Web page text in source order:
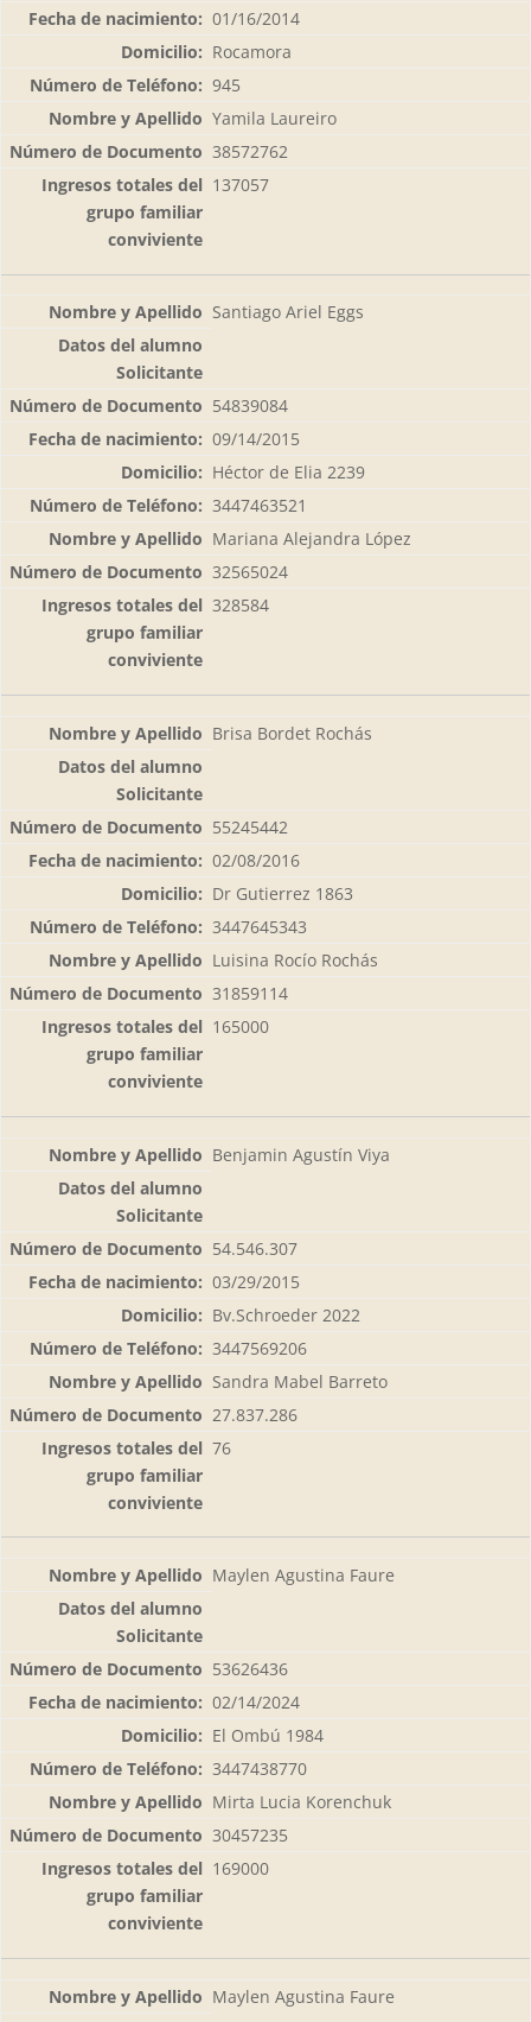
01/16/2014
Rocamora
945
Yamila Laureiro
38572762
137057
Santiago Ariel Eggs
54839084
09/14/2015
Héctor de Elia 2239
3447463521
Mariana Alejandra López
32565024
328584
Brisa Bordet Rochás
55245442
02/08/2016
Dr Gutierrez 1863
3447645343
Luisina Rocío Rochás
31859114
165000
Benjamin Agustín Viya
54.546.307
03/29/2015
Bv.Schroeder 2022
3447569206
Sandra Mabel Barreto
27.837.286
76
Maylen Agustina Faure
53626436
02/14/2024
El Ombú 1984
3447438770
Mirta Lucia Korenchuk
30457235
169000
Maylen Agustina Faure